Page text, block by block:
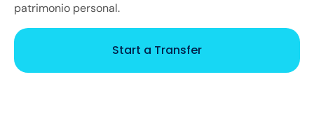
patrimonio personal.
Start a Transfer